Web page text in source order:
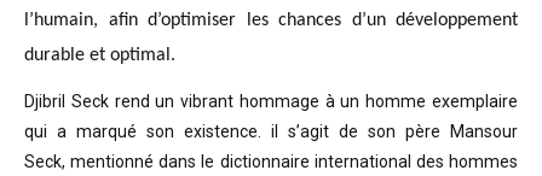
l’humain, afin d’optimiser les chances d’un développement
durable et optimal.
Djibril Seck rend un vibrant hommage à un homme exemplaire
qui a marqué son existence. il s’agit de son père Mansour
Seck,mentionné dans le dictionnaire international des hommes